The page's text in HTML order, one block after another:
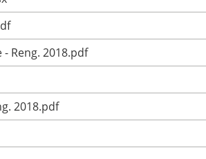
Reng. 2018.pdf
2018.pdf